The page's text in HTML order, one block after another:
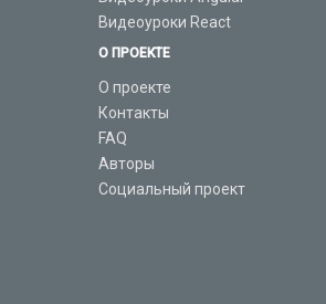
Видеоуроки React
О ПРОЕКТЕ
О проекте
Контакты
FAQ
Авторы
Социальный проект